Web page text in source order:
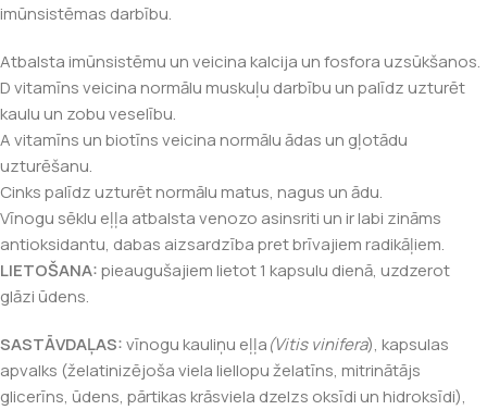
imūnsistēmas darbību.
Atbalsta imūnsistēmu un veicina kalcija un fosfora uzsūkšanos.
D vitamīns veicina normālu muskuļu darbību un palīdz uzturēt
kaulu un zobu veselību.
A vitamīns un biotīns veicina normālu ādas un gļotādu
uzturēšanu.
Cinks palīdz uzturēt normālu matus, nagus un ādu.
Vīnogu sēklu eļļa atbalsta venozo asinsriti un ir labi zināms
antioksidantu, dabas aizsardzība pret brīvajiem radikāļiem.
LIETOŠANA:pieaugušajiem lietot 1 kapsulu dienā, uzdzerot
glāzi ūdens.
SASTĀVDAĻAS:vīnogu kauliņu eļļa(Vitis vinifera), kapsulas
apvalks (želatinizējoša viela liellopu želatīns, mitrinātājs
glicerīns, ūdens, pārtikas krāsviela dzelzs oksīdi un hidroksīdi),